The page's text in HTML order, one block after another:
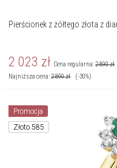
Pierścionek z żółtego złota z
2 023 zł Cena regularna:2 890zł
Najniższa cena:2 890zł (-30%)
Promocja
Złoto 585